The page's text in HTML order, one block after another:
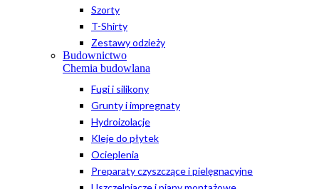
Szorty
T-Shirty
Zestawy odzieży
Budownictwo
Chemia budowlana
Fugi i silikony
Grunty i impregnaty
Hydroizolacje
Kleje do płytek
Ocieplenia
Preparaty czyszczące i pielęgnacyjne